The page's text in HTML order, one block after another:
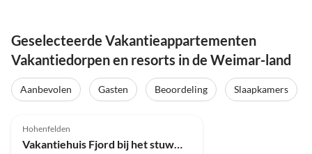
Geselecteerde Vakantieappartementen
Vakantiedorpen en resorts in de Weimar-land
Aanbevolen Gasten Beoordeling
Slaapkamers
Hohenfelden